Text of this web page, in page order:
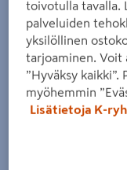
toivotulla tavalla.
palveluiden
yksilöllinen
tarjoaminen. Voit
”Hyväksy
myöhemmin
Lisätietoja K-